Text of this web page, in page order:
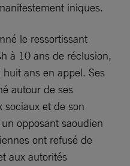
iniques.
le ressortissant
à 10 ans de réclusion,
ans en appel. Ses
autour de ses
sociaux et de son
opposant saoudien
ont refusé de
aux autorités